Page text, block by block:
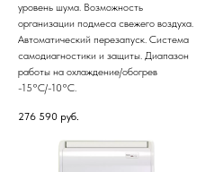
уровень шума. Возможность
организации подмеса свежего воздуха.
Автоматический перезапуск. Система
самодиагностики и защиты. Диапазон
работы на охлаждение/обогрев
-15°С/-10°С.
276 590 руб.